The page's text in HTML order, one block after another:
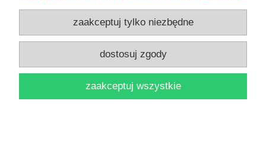
Wiki Leaks od środka / Daniel Domscheit-Berg
zaakceptuj tylko niezbędne
dostosuj zgody
zaakceptuj wszystkie